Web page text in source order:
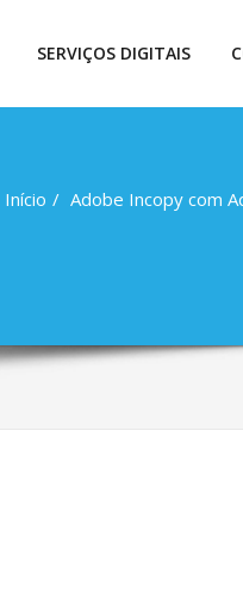
SERVIÇOS DIGITAIS
Início Adobe Incopy com